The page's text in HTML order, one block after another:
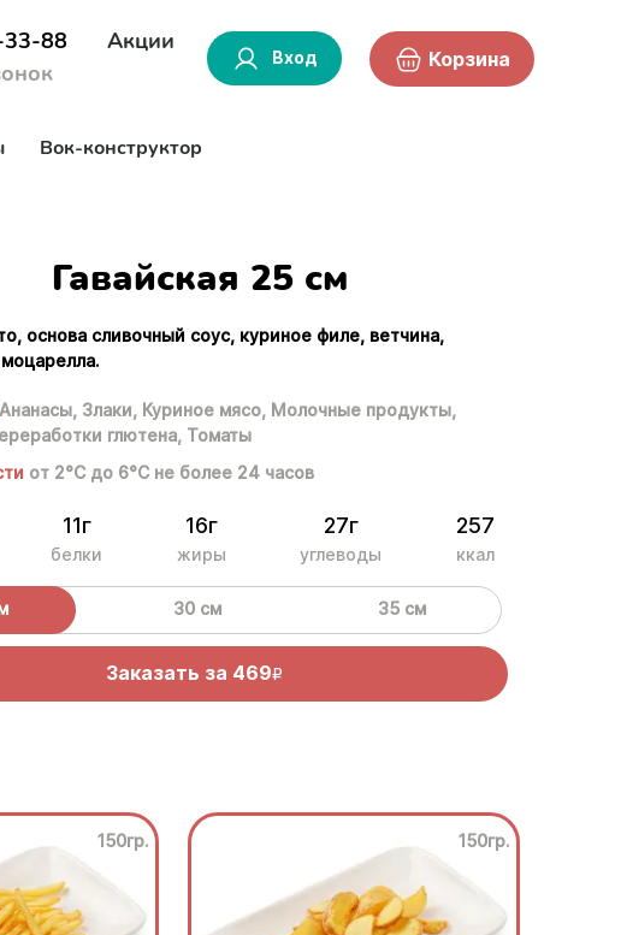
88
Акции
Вход Корзина
Вок-конструктор
Гавайская 25 см
основа сливочный соус, куриное филе, ветчина,
Ананасы, Злаки, Куриное мясо, Молочные продукты,
глютена, Томаты
от 2°С до 6°С не более 24 часов
11г
белки
16г
жиры
27г
углеводы
257
ккал
30 см 35 см
Заказать за 469R
150гр. 150гр.